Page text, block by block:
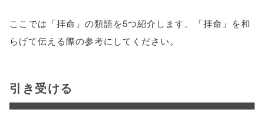
ここでは「拝命」の類語を5つ紹介します。「拝命」を和
らげて伝える際の参考にしてください。
引き受ける